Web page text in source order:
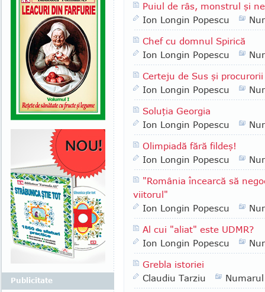
Puiul de râs, monstrul şi
Ion Longin Popescu
Chef cu domnul Spirică
Ion Longin Popescu
Certeju de Sus şi procurorii
Ion Longin Popescu
Soluţia Georgia
Ion Longin Popescu
Olimpiadă fără fildeş!
Ion Longin Popescu
"România încearcă să
viitorul"
Ion Longin Popescu
Al cui "aliat" este UDMR?
Ion Longin Popescu
Grebla istoriei
Claudiu Tarziu
Publicitate